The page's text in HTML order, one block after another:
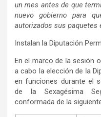
un mes antes de que
nuevo gobierno para
autorizados sus paquetes
Instalan la Diputación
En el marco de la sesión
a cabo la elección de la
en funciones durante el
de la Sexagésima
conformada de la